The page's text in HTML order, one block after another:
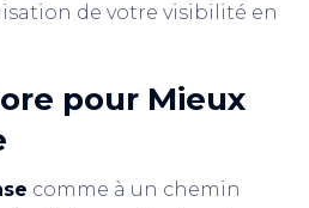
de votre visibilité en
pour Mieux
comme à un chemin